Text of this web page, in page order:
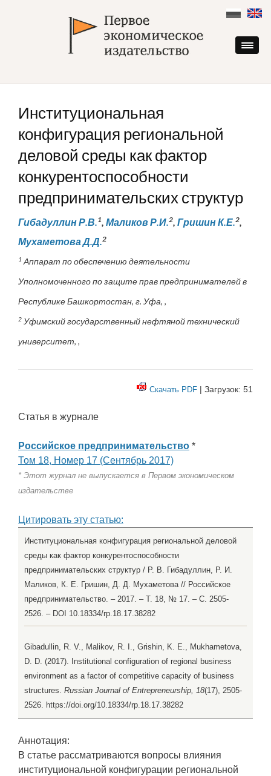
content
Институциональная
конфигурация региональной
деловой среды как фактор
конкурентоспособности
предпринимательских структур
Гибадуллин Р.В.1, Маликов Р.И.2, Гришин К.Е.2,
Мухаметова Д.Д.2
1 Аппарат по обеспечению деятельности
Уполномоченного по защите прав предпринимателей в
Республике Башкортостан, г. Уфа, ,
2 Уфимский государственный нефтяной технический
университет, ,
Скачать PDF | Загрузок: 51
Статья в журнале
Российское предпринимательство *
Том 18, Номер 17 (Сентябрь 2017)
* Этот журнал не выпускается в Первом экономическом
издательстве
Цитировать эту статью:
Институциональная конфигурация региональной деловой
среды как фактор конкурентоспособности
предпринимательских структур / Р. В. Гибадуллин, Р. И.
Маликов, К. Е. Гришин, Д. Д. Мухаметова // Российское
предпринимательство. – 2017. – Т. 18, № 17. – С. 2505-
2526. – DOI 10.18334/rp.18.17.38282
Gibadullin, R. V., Malikov, R. I., Grishin, K. E., Mukhametova,
D. D. (2017). Institutional configuration of regional business
environment as a factor of competitive capacity of business
structures. Russian Journal of Entrepreneurship, 18(17), 2505-
2526. https://doi.org/10.18334/rp.18.17.38282
Аннотация:
В статье рассматриваются вопросы влияния
институциональной конфигурации региональной